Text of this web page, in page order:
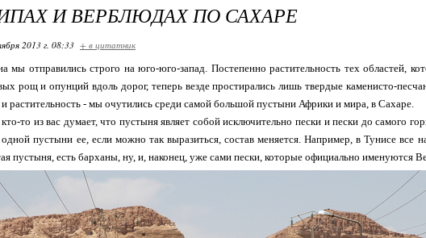
И ВЕРБЛЮДАХ ПО САХАРЕ
2013 г. 08:33 + в цитатник
мы отправились строго на юго-юго-запад. Постепенно растительность тех областей,
рощ и опунций вдоль дорог, теперь везде простирались лишь твердые каменисто-
и растительность - мы очутились среди самой большой пустыни Африки и мира, в Сахаре.
то из вас думает, что пустыня являет собой исключительно пески и пески до самого
пустыни ее, если можно так выразиться, состав меняется. Например, в Тунисе все
пустыня, есть барханы, ну, и, наконец, уже сами пески, которые официально именуются